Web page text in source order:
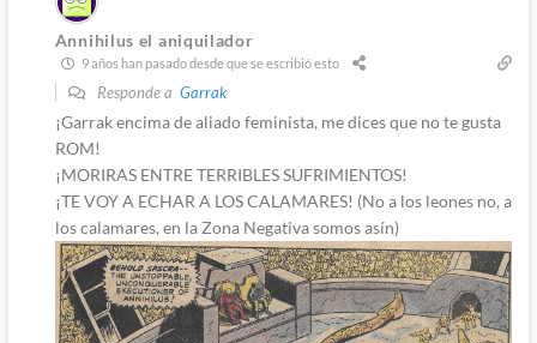
Annihilus el aniquilador
9 años han pasado desde que se escribió esto
Responde a Garrak
¡Garrak encima de aliado feminista, me dices que no te gusta
ROM!
¡MORIRAS ENTRE TERRIBLES SUFRIMIENTOS!
¡TE VOY A ECHAR A LOS CALAMARES! (No a los leones no, a
los calamares, en la Zona Negativa somos asín)